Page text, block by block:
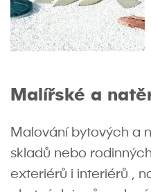
Malířské a
Malování bytových a
skladů nebo
exteriérů i interiérů ,